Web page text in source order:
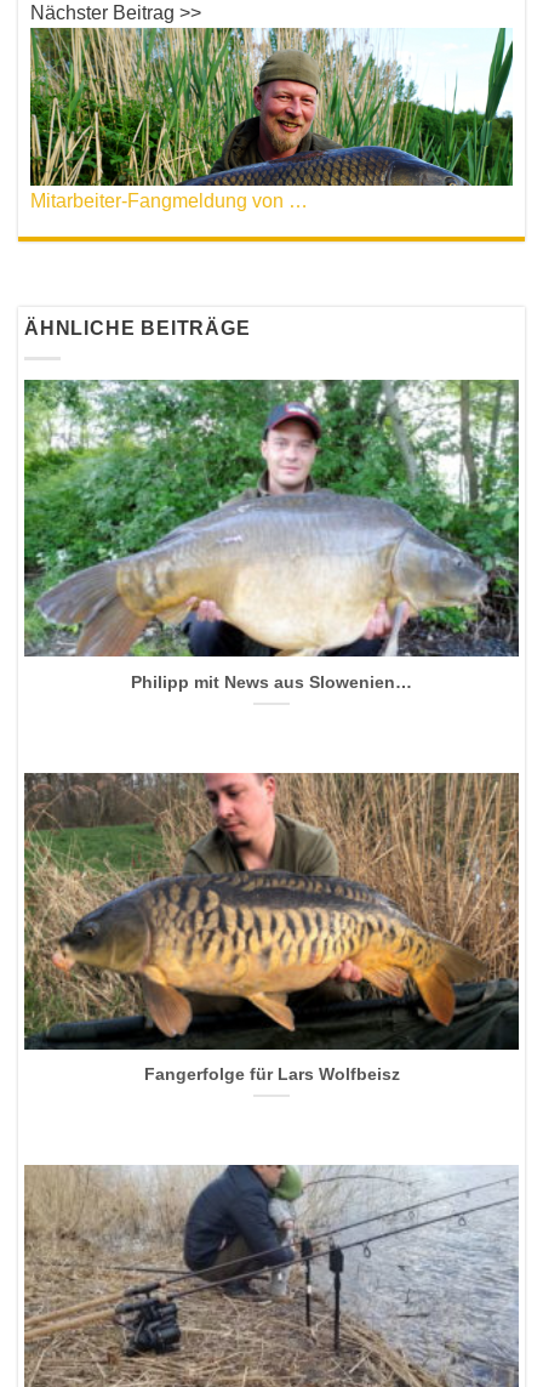
Nächster Beitrag >>
Mitarbeiter-Fangmeldung von Tobias Siekmann
ÄHNLICHE BEITRÄGE
Philipp mit News aus Slowenien…
Fangerfolge für Lars Wolfbeisz